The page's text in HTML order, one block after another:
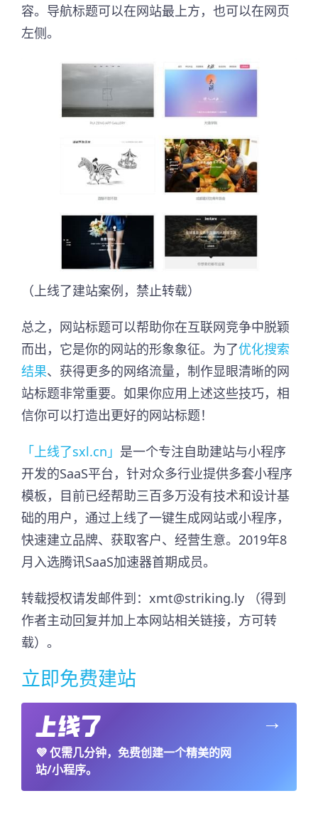
容。导航标题可以在网站最上方，也可以在网页
左侧。
（上线了建站案例，禁止转载）
总之，网站标题可以帮助你在互联网竞争中脱颖
而出，它是你的网站的形象象征。为了优化搜索
结果、获得更多的网络流量，制作显眼清晰的网
站标题非常重要。如果你应用上述这些技巧，相
信你可以打造出更好的网站标题！
「上线了sxl.cn」 是一个专注自助建站与小程序
开发的SaaS平台，针对众多行业提供多套小程序
模板，目前已经帮助三百多万没有技术和设计基
础的用户，通过上线了一键生成网站或小程序，
快速建立品牌、获取客户、经营生意。2019年8
月入选腾讯SaaS加速器首期成员。​
转载授权请发邮件到：xmt@striking.ly （得到
作者主动回复并加上本网站相关链接，方可转
载）。
立即免费建站
💜仅需几分钟，免费创建一个精美的网
站/小程序。
→